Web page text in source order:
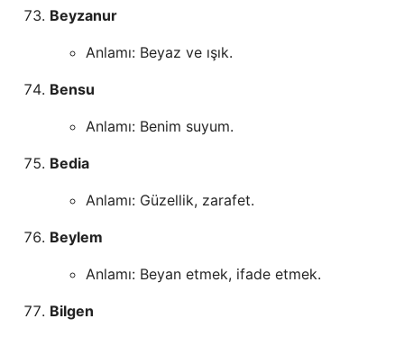
Beyzanur
Anlamı: Beyaz ve ışık.
Bensu
Anlamı: Benim suyum.
Bedia
Anlamı: Güzellik, zarafet.
Beylem
Anlamı: Beyan etmek, ifade etmek.
Bilgen